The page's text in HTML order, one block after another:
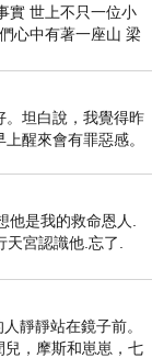
話」嗎？
不同嗎？
知道該說什
實 世上不只一位小
心中有著一座山 梁
。坦白說，我覺得昨
醒來會有罪惡感。
是我的救命恩人.
天宮認識他.忘了.
靜靜站在鏡子前。
兒，摩斯和崽崽，七